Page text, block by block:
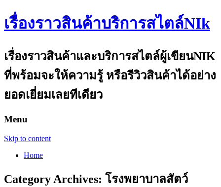
เรื่องราวสินค้าบริการสไตล์NIk
เรื่องราวสินค้าและบริการสไตล์ผู้เขียนNIK
ที่พร้อมจะให้ความรู้ หรือรีวิวสินค้าได้อย่าง
ยอดเยี่ยมเลยทีเดียว
Menu
Skip to content
Home
Category Archives: โรงพยาบาลสัตว์